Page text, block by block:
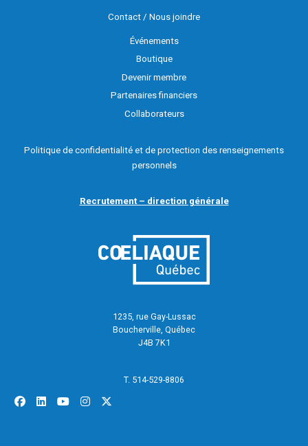
1235, rue Gay-Lussac
Boucherville, Québec
J4B 7K1
T. 514-529-8806
facebook
linkedinyoutubeinstagram
Contact / Nous joindre
Événements
Boutique
Devenir membre
Partenaires financiers
Collaborateurs
Politique de confidentialité et de protection des renseignements
personnels
Recrutement – direction générale